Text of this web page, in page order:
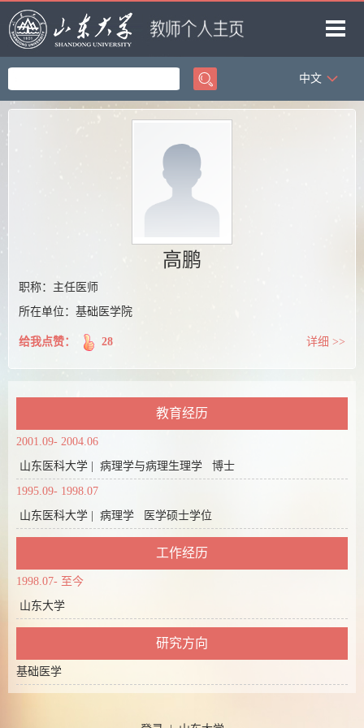
首页
中文
高鹏
职称：主任医师
所在单位：基础医学院
给我点赞： 28 详细 >>
教育经历
2001.09- 2004.06
山东医科大学 | 病理学与病理生理学 博士
1995.09- 1998.07
山东医科大学 | 病理学 医学硕士学位
工作经历
1998.07- 至今
山东大学
研究方向
基础医学